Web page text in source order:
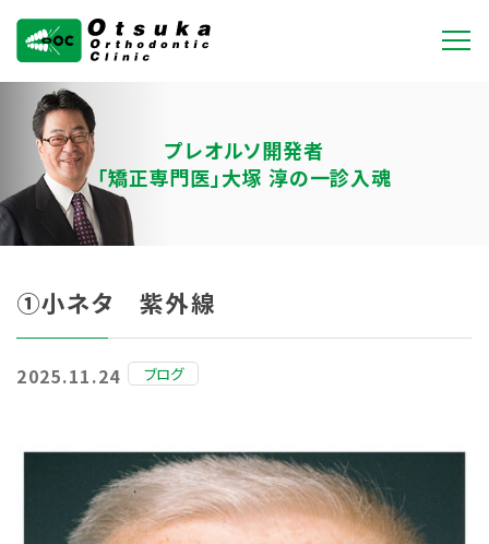
大塚矯正歯科クリニ
ック
プレオルソ開発者
「矯正専門医」大塚 淳の一診入魂
①小ネタ 紫外線
2025.11.24 ブログ